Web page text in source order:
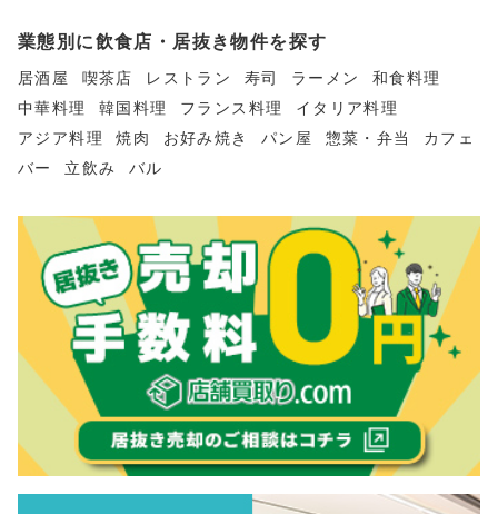
業態別に飲食店・居抜き物件を探す
居酒屋 喫茶店 レストラン 寿司 ラーメン
和食料理
中華料理
韓国料理 フランス料理
イタリア料理
アジア料理
焼肉 お好み焼き パン屋 惣菜・弁当
カフェ
バー
立飲み バル